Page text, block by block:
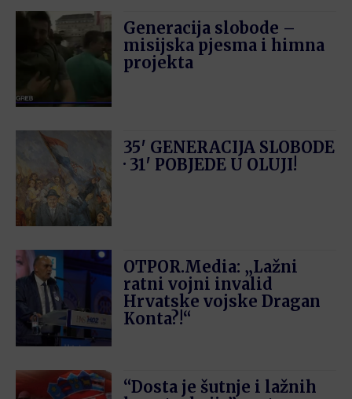
Generacija slobode –
misijska pjesma i himna
projekta
35′ GENERACIJA SLOBODE
· 31′ POBJEDE U OLUJI!
OTPOR.Media: „Lažni
ratni vojni invalid
Hrvatske vojske Dragan
Konta?!“
“Dosta je šutnje i lažnih